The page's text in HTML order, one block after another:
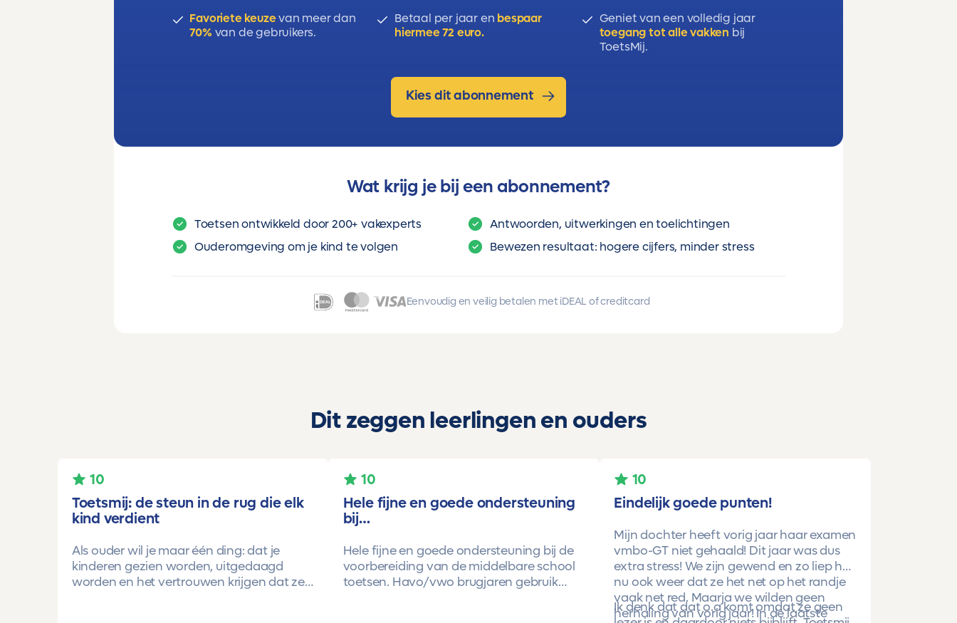
Favoriete keuzevan meer dan
70%van de gebruikers.
Betaal per jaar en bespaar
hiermee 72 euro.
Geniet van een volledig jaar
toegang tot alle vakken bij
ToetsMij.
Kies dit abonnement
Wat krijg je bij een abonnement?
Toetsen ontwikkeld door 200+ vakexperts
Antwoorden, uitwerkingen en toelichtingen
Ouderomgeving om je kind te volgen
Bewezen resultaat: hogere cijfers, minder stress
Eenvoudig en veilig betalen met iDEAL of creditcard
Dit zeggen leerlingen en ouders
10
Toetsmij: de steun in de rug die elk
kind verdient
Als ouder wil je maar één ding: dat je
kinderen gezien worden, uitgedaagd
worden en het vertrouwen krijgen dat ze
10
Hele fijne en goede ondersteuning
bij…
Hele fijne en goede ondersteuning bij de
voorbereiding van de middelbare school
toetsen. Havo/vwo brugjaren gebruik
10
Eindelijk goede punten!
Mijn dochter heeft vorig jaar haar examen
vmbo-GT niet gehaald! Dit jaar was dus
extra stress! We zijn gewend en zo liep het
nu ook weer dat ze het net op het randje
vaak net red. Maarja we wilden geen
herhaling van vorig jaar! In de laatste
Ik denk dat dat o.a komt omdat ze geen